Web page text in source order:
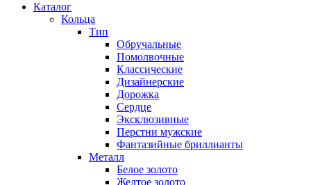
Каталог
Кольца
Тип
Обручальные
Помолвочные
Классические
Дизайнерские
Дорожка
Сердце
Эксклюзивные
Перстни мужские
Фантазийные бриллианты
Металл
Белое золото
Желтое золото